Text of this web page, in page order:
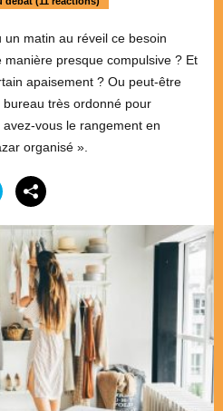
matin au réveil ce besoin
presque compulsive ? Et
apaisement ? Ou peut-être
bureau très ordonné pour
vous le rangement en
organisé ».